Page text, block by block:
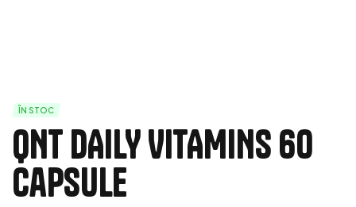
ÎN STOC
QNT DAILY VITAMINS 60
capsule